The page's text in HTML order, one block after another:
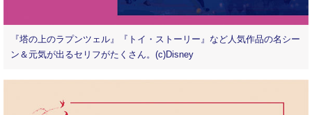
『塔の上のラプンツェル』『トイ・ストーリー』など人気作品の名シー
ン＆元気が出るセリフがたくさん。(c)Disney